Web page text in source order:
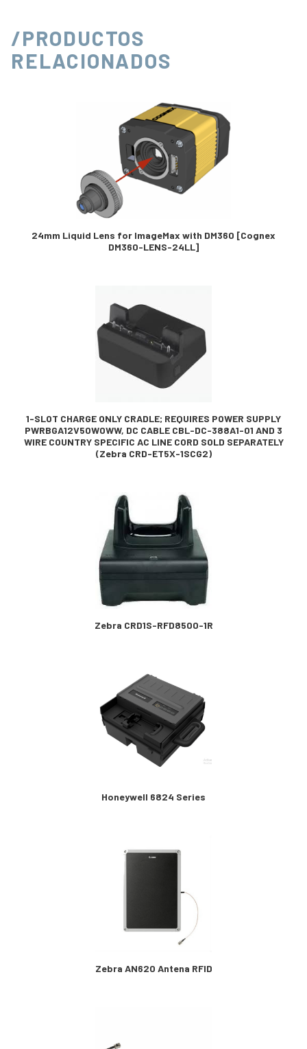
/PRODUCTOS
RELACIONADOS
24mm Liquid Lens for ImageMax with DM360 [Cognex
DM360-LENS-24LL]
1-SLOT CHARGE ONLY CRADLE; REQUIRES POWER SUPPLY
PWRBGA12V50W0WW, DC CABLE CBL-DC-388A1-01 AND 3
WIRE COUNTRY SPECIFIC AC LINE CORD SOLD SEPARATELY
(Zebra CRD-ET5X-1SCG2)
Zebra CRD1S-RFD8500-1R
Honeywell 6824 Series
Zebra AN620 Antena RFID